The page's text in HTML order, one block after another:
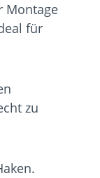
Montage
für
zu